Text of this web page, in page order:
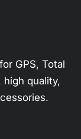
GPS, Total
high quality,